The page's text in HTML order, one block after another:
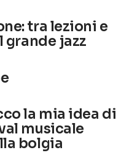
tra lezioni e
jazz
la mia idea di
musicale
bolgia